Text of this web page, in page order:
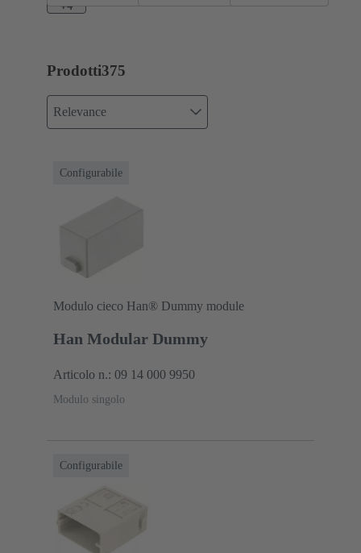
+4
Prodotti375
Relevance
Configurabile
Modulo cieco Han® Dummy module
Han Modular Dummy
Articolo n.: 09 14 000 9950
Modulo singolo
Configurabile